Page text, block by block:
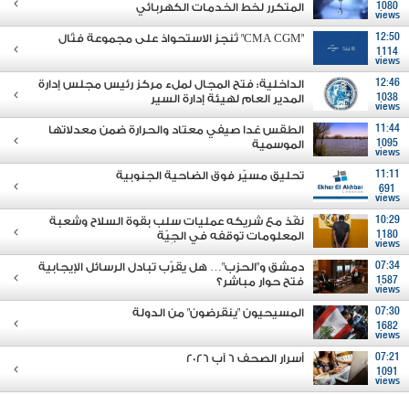
1080
views
المتكرر لخط الخدمات الكهربائي
12:50
1114
views
"CMA CGM" تُنجز الاستحواذ على مجموعة فتّال
12:46
1038
views
الداخلية: فتح المجال لملء مركز رئيس مجلس إدارة
المدير العام لهيئة إدارة السير
11:44
1095
views
الطقس غدا صيفي معتاد والحرارة ضمن معدلاتها
الموسمية
11:11
691
views
تحليق مسيّر فوق الضاحية الجنوبية
10:29
1180
views
نفّذ مع شريكه عمليات سلب بقوة السلاح وشعبة
المعلومات توقفه في الجِيّة
07:34
1587
views
دمشق و"الحزب"… هل يقرّب تبادل الرسائل الإيجابية
فتح حوار مباشر؟
07:30
1682
views
المسيحيون "ينقرضون" من الدولة
07:21
1091
views
أسرار الصحف 6 آب 2026